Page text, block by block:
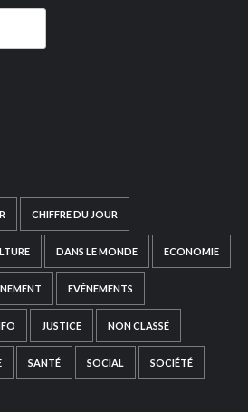
CHIFFRE DU JOUR
DANS LE MONDE ECONOMIE
EVÉNEMENTS
JUSTICE NON CLASSÉ
SANTÉ SOCIAL SOCIÉTÉ